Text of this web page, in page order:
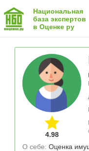
Национальная
база экспертов
в Оценке ру
4.98
О себе: Оценка